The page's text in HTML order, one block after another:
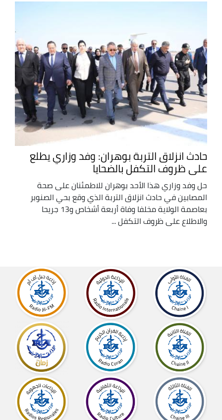
حادث انزلاق التربة بوهران: وفد وزاري يطلع
على ظروف التكفل بالضحايا
حل وفد وزاري هذا الأحد بوهران للاطمئنان على صحة
المصابين في حادث انزلاق التربة الذي وقع بحي الصنوبر
بعاصمة الولاية مخلفا وفاة أربعة أشخاص و13 جريحا
والاطلاع على ظروف التكفل ...